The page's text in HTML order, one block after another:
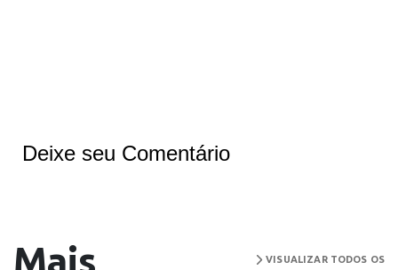
Deixe seu Comentário
Mais
VISUALIZAR TODOS OS